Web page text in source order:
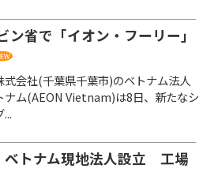
省で「イオン・フーリー」
会社(千葉県千葉市)のベトナム法人
ナム(AEON Vietnam)は8日、新たなシ
ベトナム現地法人設立 工場